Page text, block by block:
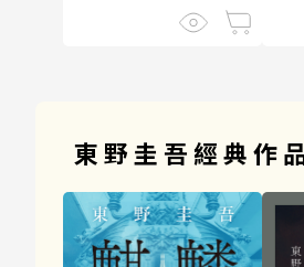
東野圭吾經典作